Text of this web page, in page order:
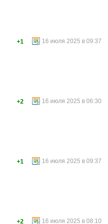
16 июля 2025 в 09:37
+1
16 июля 2025 в 06:30
+2
16 июля 2025 в 09:37
+1
16 июля 2025 в 08:10
+2